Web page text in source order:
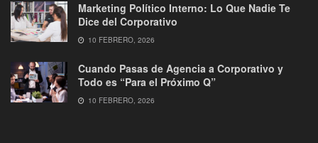
Marketing Político Interno: Lo Que Nadie Te
Dice del Corporativo
10 FEBRERO, 2026
Cuando Pasas de Agencia a Corporativo y
Todo es “Para el Próximo Q”
10 FEBRERO, 2026